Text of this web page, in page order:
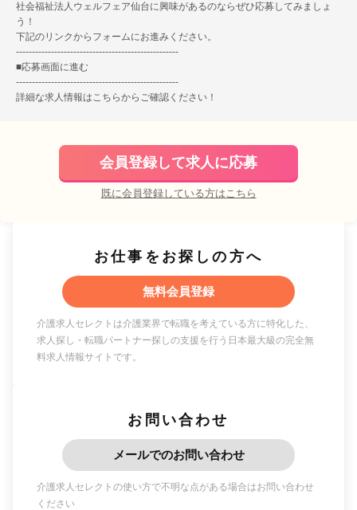
社会福祉法人ウェルフェア仙台に興味があるのならぜひ応募してみましょ
う！
下記のリンクからフォームにお進みください。
---------------------------------------------------
■応募画面に進む
---------------------------------------------------
詳細な求人情報はこちらからご確認ください！
会員登録して求人に応募
既に会員登録している方はこちら
お仕事をお探しの方へ
無料会員登録
介護求人セレクトは介護業界で転職を考えている方に特化した、
求人探し・転職パートナー探しの支援を行う日本最大級の完全無
料求人情報サイトです。
お問い合わせ
メールでのお問い合わせ
介護求人セレクトの使い方で不明な点がある場合はお問い合わせ
ください